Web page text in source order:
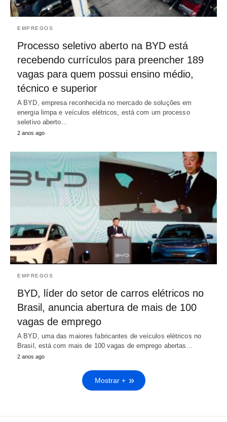
EMPREGOS
Processo seletivo aberto na BYD está
recebendo currículos para preencher 189
vagas para quem possui ensino médio,
técnico e superior
A BYD, empresa reconhecida no mercado de soluções em
energia limpa e veículos elétricos, está com um processo
seletivo aberto…
2 anos ago
EMPREGOS
BYD, líder do setor de carros elétricos no
Brasil, anuncia abertura de mais de 100
vagas de emprego
A BYD, uma das maiores fabricantes de veículos elétricos no
Brasil, está com mais de 100 vagas de emprego abertas…
2 anos ago
Mostrar +